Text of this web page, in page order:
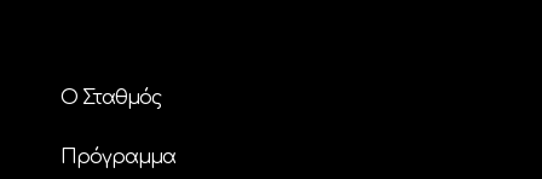
Ο Σταθμός
Πρόγραμμα